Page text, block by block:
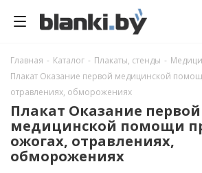
Главная - Каталог - Плакаты, стенды -
Плакат Оказание первой медицинской
отравлениях, обморожениях
Плакат Оказание первой
медицинской помощи
ожогах, отравлениях,
обморожениях